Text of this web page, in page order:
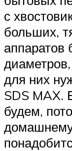
с
больших,
для них
SDS MAX.
будем,